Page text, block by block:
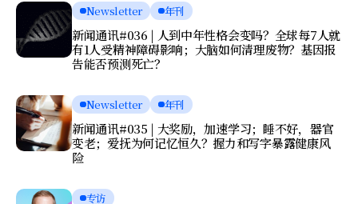
Newsletter 年刊
新闻通讯#036 | 人到中年性格会变吗？全球每7人就
有1人受精神障碍影响；大脑如何清理废物？基因报
告能否预测死亡？
Newsletter 年刊
新闻通讯#035 | 大奖励，加速学习；睡不好，器官
变老；爱抚为何记忆恒久？握力和写字暴露健康风
险
专访